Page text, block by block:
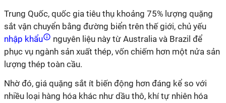
Trung Quốc, quốc gia tiêu thụ khoảng 75% lượng quặng
sắt vận chuyển bằng đường biển trên thế giới, chủ yếu
nhập khẩu
nguyên liệu này từ Australia và Brazil để
phục vụ ngành sản xuất thép, vốn chiếm hơn một nửa sản
lượng thép toàn cầu.
Nhờ đó, giá quặng sắt ít biến động hơn đáng kể so với
nhiều loại hàng hóa khác như dầu thô, khí tự nhiên hóa